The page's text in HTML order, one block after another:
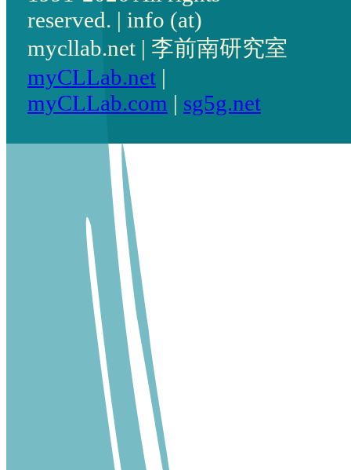
reserved. | info (at)
mycllab.net | 李前南研究室
myCLLab.net|
myCLLab.com | sg5g.net